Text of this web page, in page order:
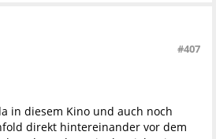
#407
in diesem Kino und auch noch
direkt hintereinander vor dem